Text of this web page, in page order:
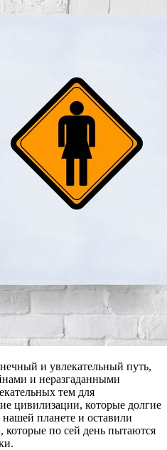
и увлекательный путь,
и неразгаданными
тем для
цивилизации, которые долгие
нашей планете и оставили
которые по сей день пытаются